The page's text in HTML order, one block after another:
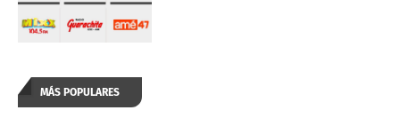
MÁS POPULARES